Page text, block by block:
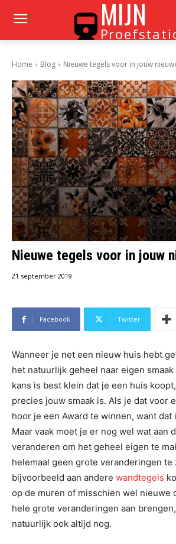
MIJN
Home Blog Nieuwe tegels voor in jouw
Nieuwe tegels voor in jouw
21 september 2019
Facebook Twitter
Wanneer je net een nieuw huis hebt
het natuurlijk geheel naar eigen smaak
kans is best klein dat je een huis
precies jouw smaak is. Als je dat voor
hoor je een Award te winnen, want dat
Maar vaak moet je er nog wel wat aan
veranderen om het geheel eigen te
helemaal geen grote veranderingen te
bijvoorbeeld aan andere wandtegels
op de muren of misschien wel nieuwe
hele grote veranderingen aan
natuurlijk ook altijd nog.